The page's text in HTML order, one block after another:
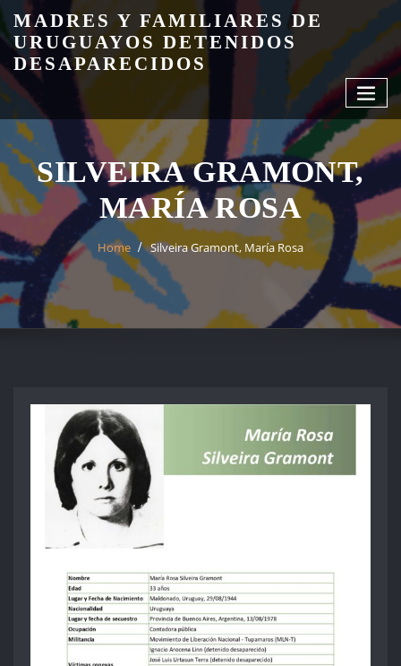
Skip
to
content
MADRES Y FAMILIARES DE
URUGUAYOS DETENIDOS
DESAPARECIDOS
SILVEIRA GRAMONT,
MARÍA ROSA
Home Silveira Gramont, María Rosa